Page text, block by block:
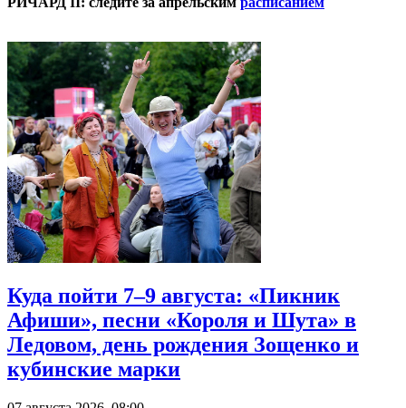
Куда пойти 7–9 августа: «Пикник
Афиши», песни «Короля и Шута» в
Ледовом, день рождения Зощенко и
кубинские марки